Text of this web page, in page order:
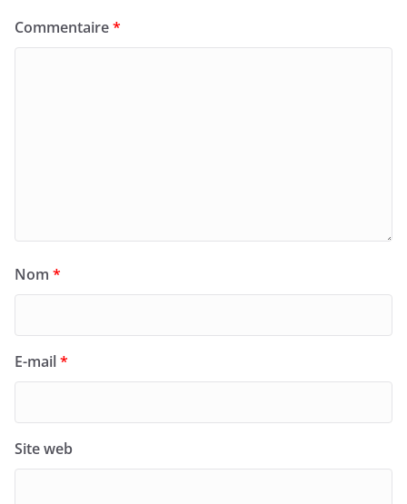
Commentaire*
Nom *
E-mail*
Site web